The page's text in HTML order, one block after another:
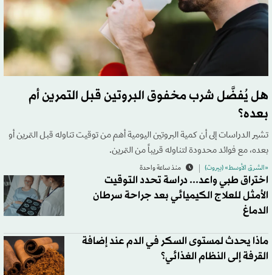
هل يُفضَّل شرب مخفوق البروتين قبل التمرين أم
بعده؟
تشير الدراسات إلى أن كمية البروتين اليومية أهم من توقيت تناوله قبل التمرين أو
بعده، مع فوائد محدودة لتناوله قريباً من التمرين.
«الشرق الأوسط» (بيروت) منذ ساعة واحدة
اختراق طبي واعد... دراسة تحدد التوقيت
الأمثل للعلاج الكيميائي بعد جراحة سرطان
الدماغ
ماذا يحدث لمستوى السكر في الدم عند إضافة
القرفة إلى النظام الغذائي؟